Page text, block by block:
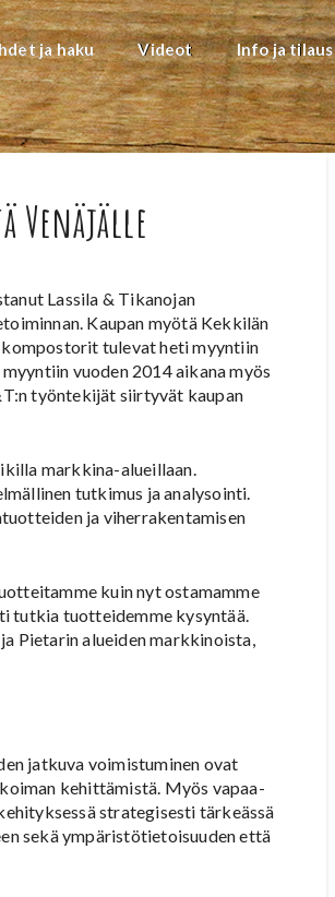
ja haku Videot Info ja tilaus
Venäjälle
Lassila & Tikanojan
Kaupan myötä Kekkilän
kompostorit tulevat heti myyntiin
vuoden 2014 aikana myös
työntekijät siirtyvät kaupan
markkina-alueillaan.
tutkimus ja analysointi.
ja viherrakentamisen
kuin nyt ostamamme
tutkia tuotteidemme kysyntää.
Pietarin alueiden markkinoista,
jatkuva voimistuminen ovat
kehittämistä. Myös vapaa-
strategisesti tärkeässä
sekä ympäristötietoisuuden että